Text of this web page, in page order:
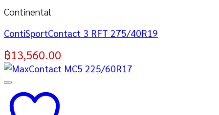
Continental
ContiSportContact 3 RFT 275/40R19
฿13,560.00